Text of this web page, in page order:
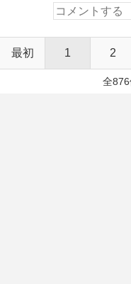
最初 1 2
全